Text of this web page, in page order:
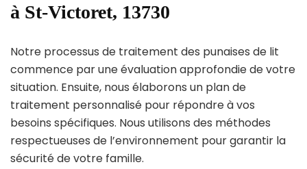
à St-Victoret, 13730
Notre processus de traitement des punaises de lit
commence par une évaluation approfondie de votre
situation. Ensuite, nous élaborons un plan de
traitement personnalisé pour répondre à vos
besoins spécifiques. Nous utilisons des méthodes
respectueuses de l’environnement pour garantir la
sécurité de votre famille.